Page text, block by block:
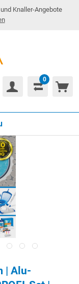
Knaller-Angebote
0
| Alu-